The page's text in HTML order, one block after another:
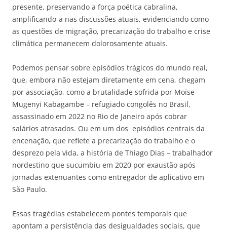
presente, preservando a força poética cabralina,
amplificando-a nas discussões atuais, evidenciando como
as questões de migração, precarização do trabalho e crise
climática permanecem dolorosamente atuais.
Podemos pensar sobre episódios trágicos do mundo real,
que, embora não estejam diretamente em cena, chegam
por associação, como a brutalidade sofrida por Moïse
Mugenyi Kabagambe – refugiado congolês no Brasil,
assassinado em 2022 no Rio de Janeiro após cobrar
salários atrasados. Ou em um dos episódios centrais da
encenação, que reflete a precarização do trabalho e o
desprezo pela vida, a história de Thiago Dias – trabalhador
nordestino que sucumbiu em 2020 por exaustão após
jornadas extenuantes como entregador de aplicativo em
São Paulo.
Essas tragédias estabelecem pontes temporais que
apontam a persistência das desigualdades sociais, que